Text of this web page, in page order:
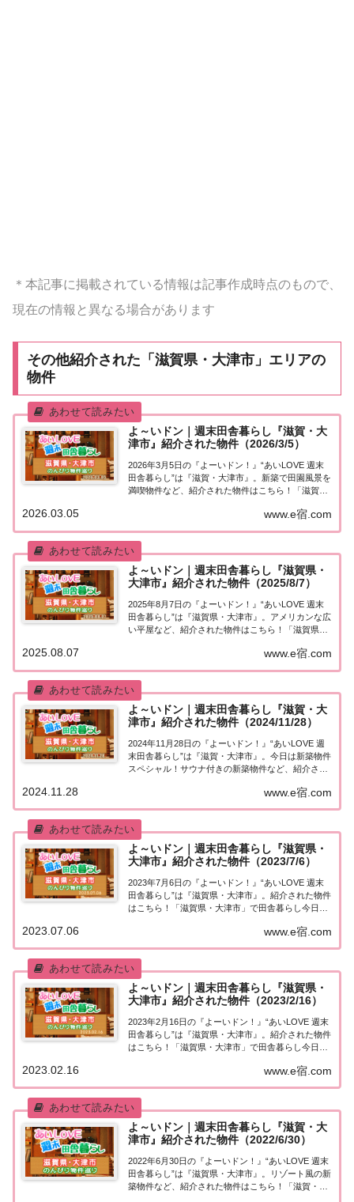
＊本記事に掲載されている情報は記事作成時点のもので、
現在の情報と異なる場合があります
その他紹介された「滋賀県・大津市」エリアの
物件
よ～いドン｜週末田舎暮らし『滋賀・大
津市』紹介された物件（2026/3/5）
2026年3月5日の『よーいドン！』“あいLOVE 週末
田舎暮らし”は『滋賀・大津市』。新築で田園風景を
満喫物件など、紹介された物件はこちら！「滋賀・
件を紹介するのは滋賀県・大津市。（出典：）琵琶
www.e宿.com
2026.03.05
よ～いドン｜週末田舎暮らし『滋賀県・
大津市』紹介された物件（2025/8/7）
2025年8月7日の『よーいドン！』“あいLOVE 週末
田舎暮らし”は『滋賀県・大津市』。アメリカンな広
い平屋など、紹介された物件はこちら！「滋賀県・
件を紹介するのは滋賀県・大津市。（出典：）滋賀
www.e宿.com
2025.08.07
よ～いドン｜週末田舎暮らし『滋賀・大
津市』紹介された物件（2024/11/28）
2024年11月28日の『よーいドン！』“あいLOVE 週
末田舎暮らし”は『滋賀・大津市』。今日は新築物件
スペシャル！サウナ付きの新築物件など、紹介され
日「週末田舎暮らし」の物件を紹介するのは滋賀・
大津市。（出典：）滋賀県の南西部に位...
www.e宿.com
2024.11.28
よ～いドン｜週末田舎暮らし『滋賀県・
大津市』紹介された物件（2023/7/6）
2023年7月6日の『よーいドン！』“あいLOVE 週末
田舎暮らし”は『滋賀県・大津市』。紹介された物件
はこちら！「滋賀県・大津市」で田舎暮らし今日
大津市。（出典：）滋賀県の南西部に位置する大津
市。人口は約34万人。歴史的建造物が多く...
www.e宿.com
2023.07.06
よ～いドン｜週末田舎暮らし『滋賀県・
大津市』紹介された物件（2023/2/16）
2023年2月16日の『よーいドン！』“あいLOVE 週末
田舎暮らし”は『滋賀県・大津市』。紹介された物件
はこちら！「滋賀県・大津市」で田舎暮らし今日
大津市。（出典：）滋賀県の県庁所在地・大津市。
人口は約34万人。琵琶湖と比良産地、雄...
www.e宿.com
2023.02.16
よ～いドン｜週末田舎暮らし『滋賀・大
津市』紹介された物件（2022/6/30）
2022年6月30日の『よーいドン！』“あいLOVE 週末
田舎暮らし”は『滋賀県・大津市』。リゾート風の新
築物件など、紹介された物件はこちら！「滋賀・大